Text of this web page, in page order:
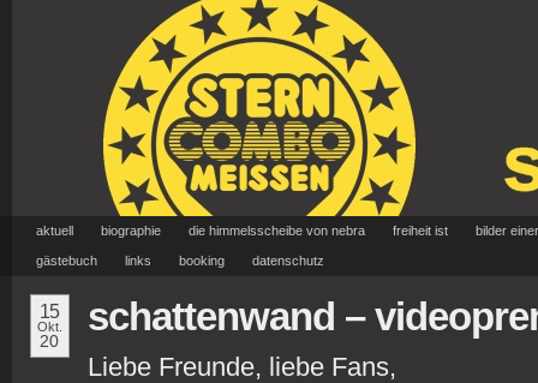
aktuell biographie die himmelsscheibe von nebra freiheit ist bilder
gästebuch links booking datenschutz
15
Okt.
20
schattenwand –
Liebe Freunde, liebe Fans,